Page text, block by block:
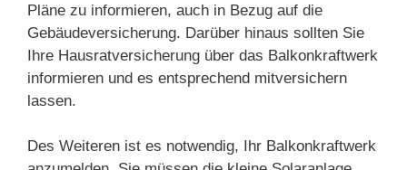
Pläne zu informieren, auch in Bezug auf die
Gebäudeversicherung. Darüber hinaus sollten Sie
Ihre Hausratversicherung über das Balkonkraftwerk
informieren und es entsprechend mitversichern
lassen.
Des Weiteren ist es notwendig, Ihr Balkonkraftwerk